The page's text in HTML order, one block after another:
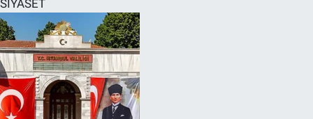
SİYASET
SPOR
RESMİ İLANLAR